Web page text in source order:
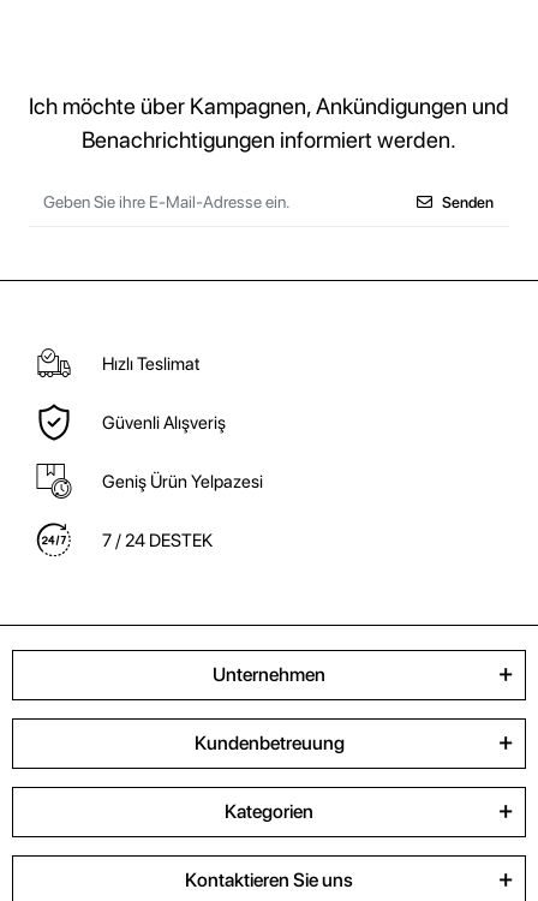
Ich möchte über Kampagnen, Ankündigungen und
Benachrichtigungen informiert werden.
Senden
Hızlı Teslimat
Güvenli Alışveriş
Geniş Ürün Yelpazesi
7 / 24 DESTEK
Unternehmen
Kundenbetreuung
Kategorien
Kontaktieren Sie uns